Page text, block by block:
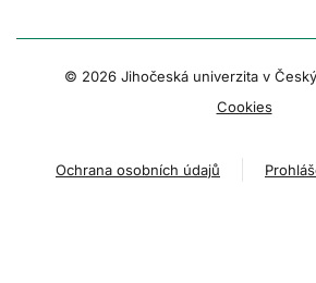
© 2026 Jihočeská univerzita v
Cookies
Ochrana osobních údajů